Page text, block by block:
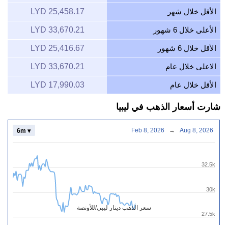
الأقل خلال شهر 25,458.17 LYD
الأعلى خلال 6 شهور 33,670.21 LYD
الأقل خلال 6 شهور 25,416.67 LYD
الاعلى خلال عام 33,670.21 LYD
الأقل خلال عام 17,990.03 LYD
شارت أسعار الذهب في ليبيا
سعر الذهب دينار ليبي/للأونصة
30k
27.5k
32.5k
6m ▾ Feb 8, 2026 → Aug 8, 2026